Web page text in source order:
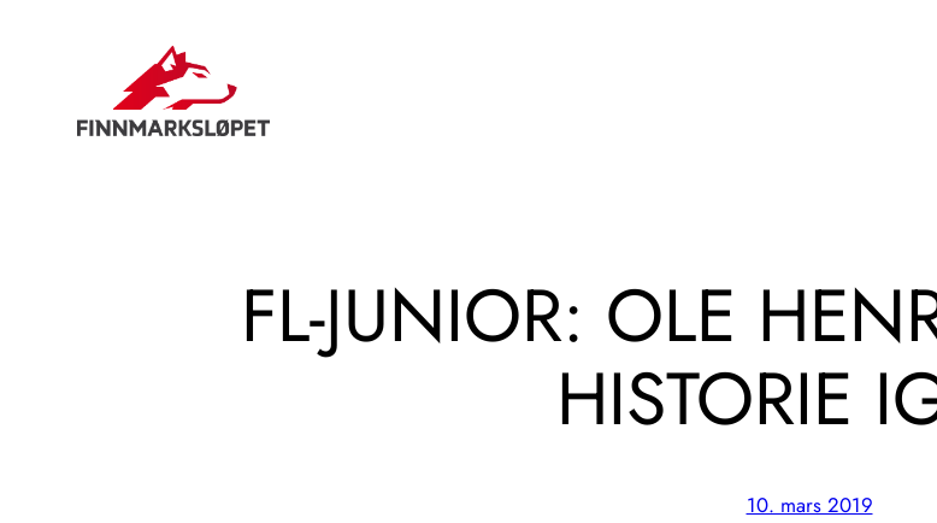
FL-JUNIOR: OLE
HISTORIE
10. mars 2019